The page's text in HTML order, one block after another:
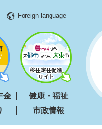
Foreign language
金
健康・福祉
市政情報